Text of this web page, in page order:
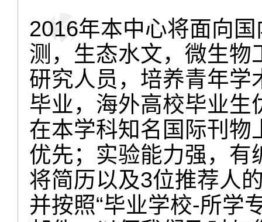
2016年本中心将面向
测，生态水文，微生物
研究人员，培养青年学
毕业，海外高校毕业
在本学科知名国际刊物
优先；实验能力强，有
将简历以及3位推荐人
并按照“毕业学校-所学